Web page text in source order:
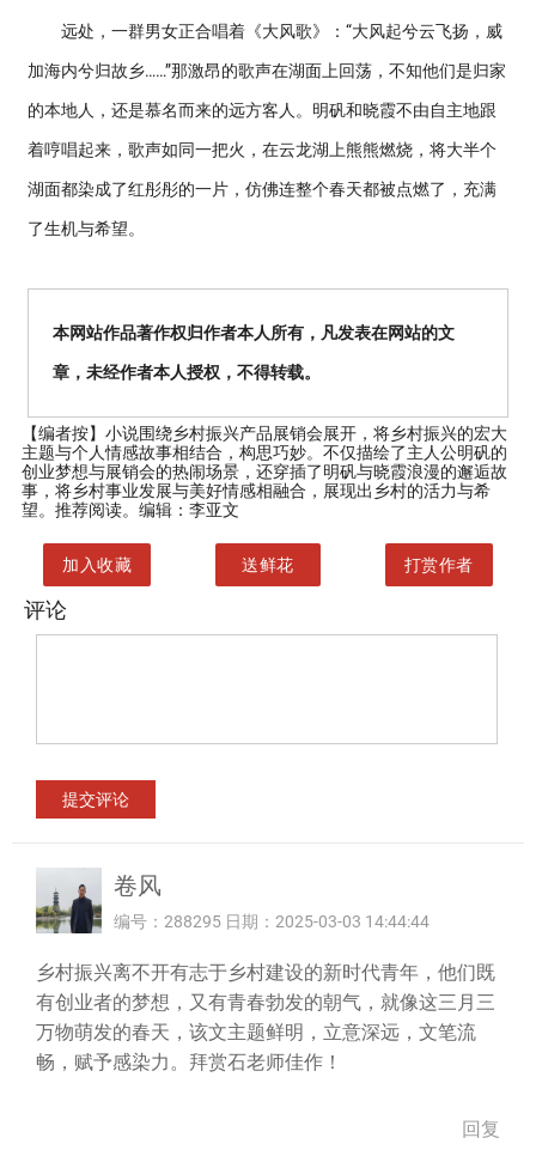
远处，一群男女正合唱着《大风歌》：“大风起兮云飞扬，威
加海内兮归故乡……”那激昂的歌声在湖面上回荡，不知他们是归家
的本地人，还是慕名而来的远方客人。明矾和晓霞不由自主地跟
着哼唱起来，歌声如同一把火，在云龙湖上熊熊燃烧，将大半个
湖面都染成了红彤彤的一片，仿佛连整个春天都被点燃了，充满
了生机与希望。
本网站作品著作权归作者本人所有，凡发表在网站的文
章，未经作者本人授权，不得转载。
【编者按】 小说围绕乡村振兴产品展销会展开，将乡村振兴的宏大
主题与个人情感故事相结合，构思巧妙。不仅描绘了主人公明矾的
创业梦想与展销会的热闹场景，还穿插了明矾与晓霞浪漫的邂逅故
事，将乡村事业发展与美好情感相融合，展现出乡村的活力与希
望。推荐阅读。编辑：李亚文
加入收藏 送鲜花 打赏作者
评论
卷风
编号：288295 日期：2025-03-03 14:44:44
乡村振兴离不开有志于乡村建设的新时代青年，他们既
有创业者的梦想，又有青春勃发的朝气，就像这三月三
万物萌发的春天，该文主题鲜明，立意深远，文笔流
畅，赋予感染力。拜赏石老师佳作！
回复